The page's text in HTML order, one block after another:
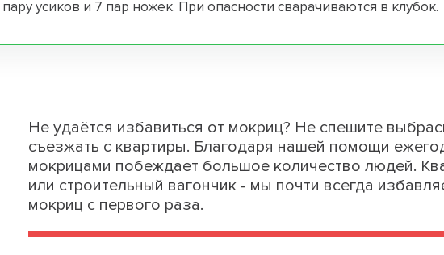
усиков и 7 пар ножек. При опасности сварачиваются в клубок.
Не удаётся избавиться от мокриц? Не спешите
съезжать с квартиры. Благодаря нашей помощи
мокрицами побеждает большое количество людей.
или строительный вагончик - мы почти всегда
мокриц с первого раза.